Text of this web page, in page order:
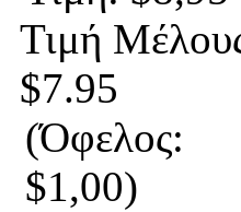
Τιμή
$7.95
(Όφελος:
$1,00)